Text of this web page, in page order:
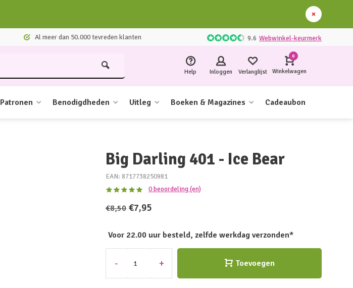
Al meer dan 50.000 tevreden klanten 9.6 Webwinkel-keurmerk
Help Inloggen Verlanglijst
0
Winkelwagen
Patronen Benodigdheden Uitleg Boeken & Magazines Cadeaubon
Big Darling 401 - Ice Bear
EAN: 8717738250981
0 beoordeling (en)
€8,50 €7,95
Voor 22.00 uur besteld, zelfde werkdag verzonden*
- + Toevoegen